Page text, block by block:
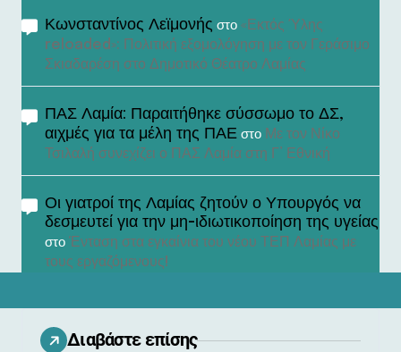
Κωνσταντίνος Λεϊμονής στο «Εκτός Ύλης
reloaded»: Πολιτική εξομολόγηση με τον Γεράσιμο
Σκιαδαρέση στο Δημοτικό Θέατρο Λαμίας
ΠΑΣ Λαμία: Παραιτήθηκε σύσσωμο το ΔΣ,
αιχμές για τα μέλη της ΠΑΕ στο Με τον Νίκο
Τσιλαλή συνεχίζει ο ΠΑΣ Λαμία στη Γ’ Εθνική
Οι γιατροί της Λαμίας ζητούν ο Υπουργός να
δεσμευτεί για την μη-ιδιωτικοποίηση της υγείας
στο Ένταση στα εγκαίνια του νέου ΤΕΠ Λαμίας με
τους εργαζόμενους!
Διαβάστε επίσης